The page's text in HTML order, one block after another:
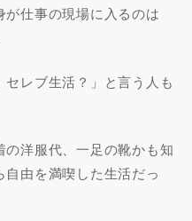
仕事の現場に入るのは
セレブ生活？」と言う人も
洋服代、一足の靴かも知
由を満喫した生活だっ